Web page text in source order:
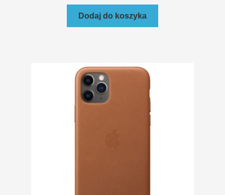
Dodaj do koszyka